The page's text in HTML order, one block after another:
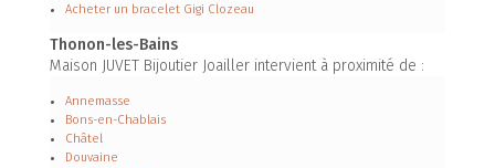
Acheter un bracelet Gigi Clozeau
Thonon-les-Bains
Maison JUVET Bijoutier Joailler intervient à proximité de :
Annemasse
Bons-en-Chablais
Châtel
Douvaine